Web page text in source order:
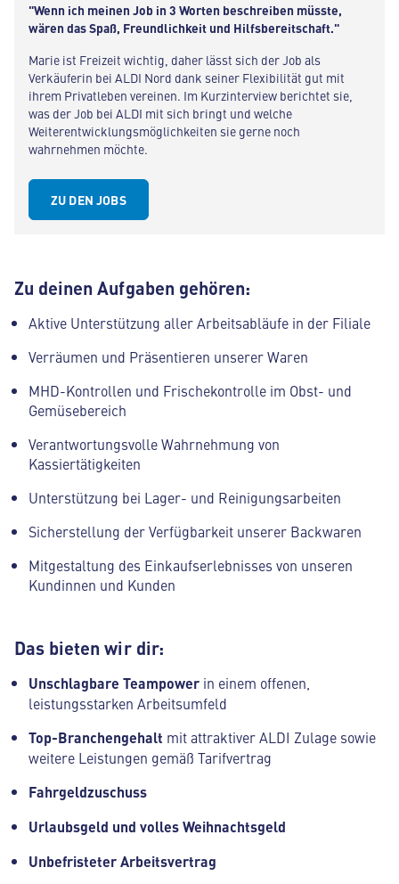
"Wenn ich meinen Job in 3 Worten beschreiben müsste,
wären das Spaß, Freundlichkeit und Hilfsbereitschaft."
Marie ist Freizeit wichtig, daher lässt sich der Job als
Verkäuferin bei ALDI Nord dank seiner Flexibilität gut mit
ihrem Privatleben vereinen. Im Kurzinterview berichtet sie,
was der Job bei ALDI mit sich bringt und welche
Weiterentwicklungsmöglichkeiten sie gerne noch
wahrnehmen möchte.
ZU DEN JOBS
Zu deinen Aufgaben gehören:
Aktive Unterstützung aller Arbeitsabläufe in der Filiale
Verräumen und Präsentieren unserer Waren
MHD-Kontrollen und Frischekontrolle im Obst- und
Gemüsebereich
Verantwortungsvolle Wahrnehmung von
Kassiertätigkeiten
Unterstützung bei Lager- und Reinigungsarbeiten
Sicherstellung der Verfügbarkeit unserer Backwaren
Mitgestaltung des Einkaufserlebnisses von unseren
Kundinnen und Kunden
Das bieten wir dir:
Unschlagbare Teampower in einem offenen,
leistungsstarken Arbeitsumfeld
Top-Branchengehalt mit attraktiver ALDI Zulage sowie
weitere Leistungen gemäß Tarifvertrag
Fahrgeldzuschuss
Urlaubsgeld und volles Weihnachtsgeld
Unbefristeter Arbeitsvertrag